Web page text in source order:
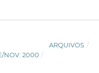
ARQUIVOS /
NOV. 2000 /